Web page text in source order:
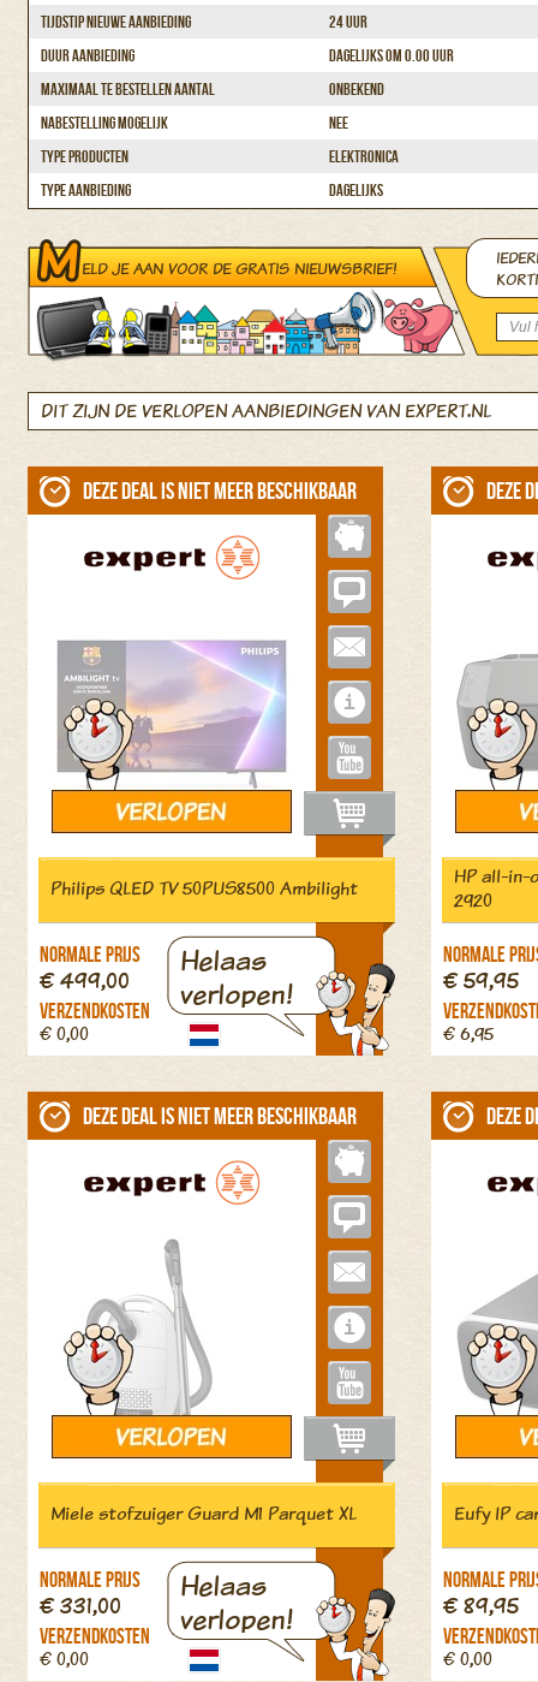
Tijdstip nieuwe aanbieding
24 uur
Duur aanbieding
Dagelijks om 0.00 uur
Maximaal te bestellen aantal
Onbekend
Nabestelling mogelijk
Nee
Type producten
Elektronica
Type aanbieding
Dagelijks
ELD JE AAN VOOR DE GRATIS NIEUWSBRIEF!
DIT ZIJN DE VERLOPEN AANBIEDINGEN VAN EXPERT.NL
Deze deal is niet meer beschikbaar
Philips QLED TV 50PUS8500 Ambilight
Normale prijs
€ 499,00
Verzendkosten
€ 0,00
Helaas
verlopen!
Deze
HP all-in-
2920
Normale
€ 59,95
€ 6,95
Deze deal is niet meer beschikbaar
Miele stofzuiger Guard M1 Parquet XL
Normale prijs
€ 331,00
Verzendkosten
€ 0,00
Helaas
verlopen!
Deze
Eufy IP
Normale
€ 89,95
€ 0,00